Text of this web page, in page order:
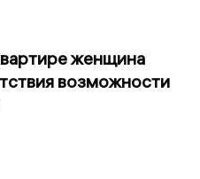
женщина
возможности